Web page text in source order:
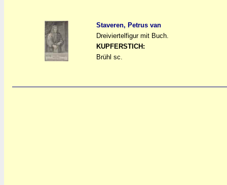
Staveren, Petrus van
Dreiviertelfigur mit Buch.
KUPFERSTICH:
Brühl sc.